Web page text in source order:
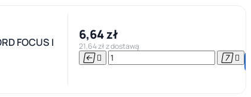
FOCUS I
6,64 zł
21,64 zł z dostawą
   